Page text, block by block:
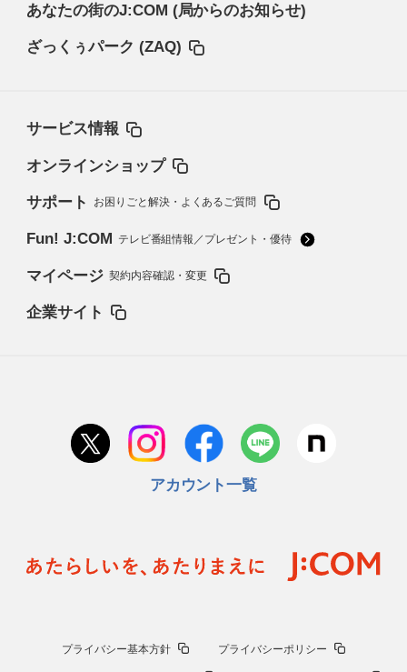
あなたの街のJ:COM (局からのお知らせ)
ざっくぅパーク (ZAQ)
サービス情報
オンラインショップ
サポート お困りごと解決・よくあるご質問
Fun! J:COM テレビ番組情報／プレゼント・優待
マイページ 契約内容確認・変更
企業サイト
アカウント一覧
プライバシー基本方針 プライバシーポリシー